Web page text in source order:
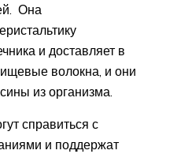
Она
и доставляет в
волокна, и они
из организма.
справиться с
и поддержат